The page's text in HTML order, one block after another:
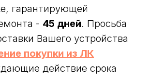
гарантирующей
- 45 дней. Просьба
Вашего устройства
покупки из ЛК
действие срока